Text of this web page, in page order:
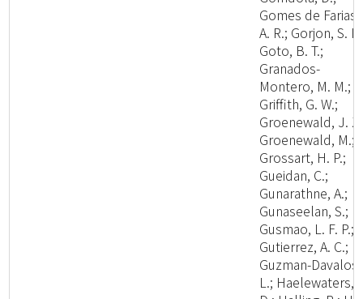
Gomes de Farias,
A. R.; Gorjon, S.
Goto, B. T.;
Granados-
Montero, M. M.;
Griffith, G. W.;
Groenewald, J.
Groenewald, M.;
Grossart, H. P.;
Gueidan, C.;
Gunarathne, A.;
Gunaseelan, S.;
Gusmao, L. F. P.;
Gutierrez, A. C.;
Guzman-Davalos,
L.; Haelewaters,